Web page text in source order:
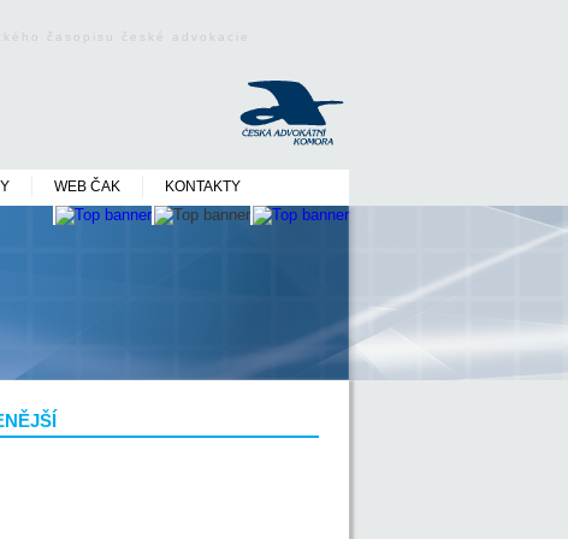
časopisu české advokacie
WEB ČAK KONTAKTY